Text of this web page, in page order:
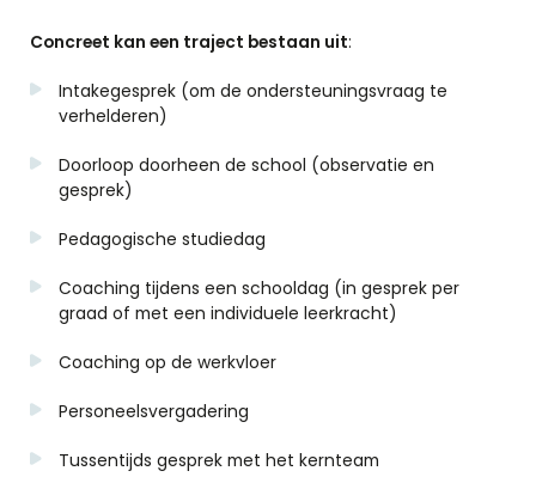
Concreet kan een traject bestaan uit:
Intakegesprek (om de ondersteuningsvraag te
verhelderen)
Doorloop doorheen de school (observatie en
gesprek)
Pedagogische studiedag
Coaching tijdens een schooldag (in gesprek per
graad of met een individuele leerkracht)
Coaching op de werkvloer
Personeelsvergadering
Tussentijds gesprek met het kernteam